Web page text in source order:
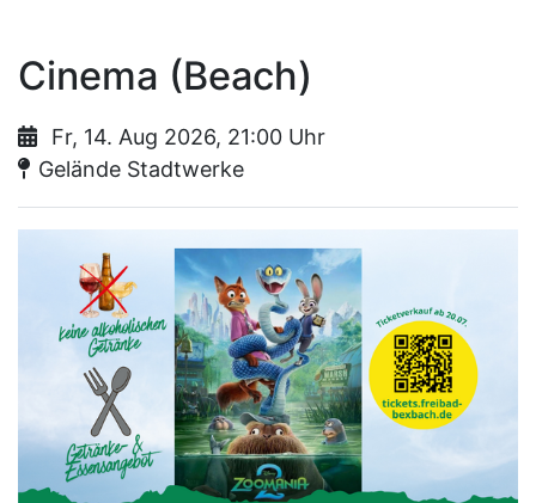
Cinema (Beach)
Fr, 14. Aug 2026, 21:00 Uhr
Ort:
Gelände Stadtwerke